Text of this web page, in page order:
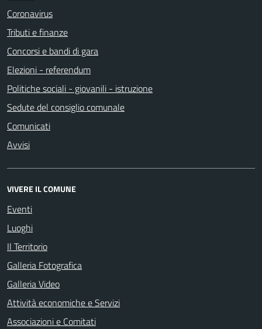
Coronavirus
Tributi e finanze
Concorsi e bandi di gara
Elezioni - referendum
Politiche sociali - giovanili - istruzione
Sedute del consiglio comunale
Comunicati
Avvisi
VIVERE IL COMUNE
Eventi
Luoghi
Il Territorio
Galleria Fotografica
Galleria Video
Attività economiche e Servizi
Associazioni e Comitati